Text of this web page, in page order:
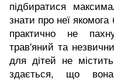
підбиратися
знати про неї якомога
практично не
трав'яний та
для дітей не
здається, що